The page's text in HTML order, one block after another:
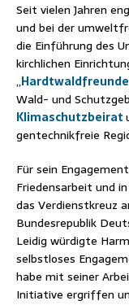
Seit vielen Jahren
und bei der
die Einführung des
kirchlichen
„
Wald- und
Klimaschutzbeirat
gentechnikfreie
Für sein
Friedensarbeit und
das Verdienstkreuz
Bundesrepublik
Leidig würdigte
selbstloses
habe mit seiner
Initiative ergriffen